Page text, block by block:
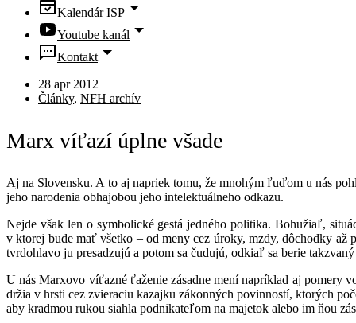
Kalendár ISP
Youtube kanál
Kontakt
28 apr 2012
Články, NFH archív
Marx víťazí úplne všade
Aj na Slovensku. A to aj napriek tomu, že mnohým ľuďom u nás
jeho narodenia obhajobou jeho intelektuálneho odkazu.
Nejde však len o symbolické gestá jedného politika. Bohužiaľ,
v ktorej bude mať všetko – od meny cez úroky, mzdy, dôchodky
tvrdohlavo ju presadzujú a potom sa čudujú, odkiaľ sa berie
U nás Marxovo víťazné ťaženie zásadne mení napríklad aj pomery
držia v hrsti cez zvieraciu kazajku zákonných povinností, ktorých
aby kradmou rukou siahla podnikateľom na majetok alebo im ňou